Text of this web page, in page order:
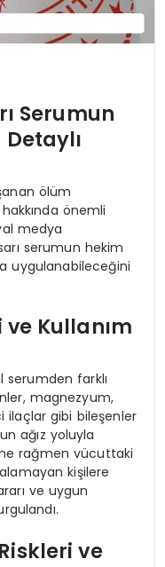
Serumun
Detaylı
ölüm
önemli
medya
serumun hekim
uygulanabileceğini
ve Kullanım
serumden farklı
magnezyum,
ilaçlar gibi bileşenler
ağız yoluyla
rağmen vücuttaki
kişilere
ve uygun
ve